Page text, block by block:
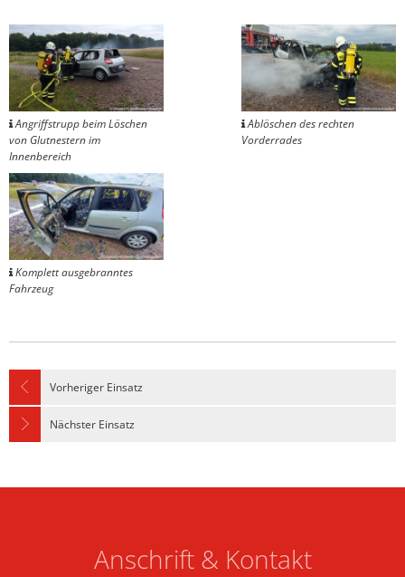
Angriffstrupp beim Löschen
von Glutnestern im
Innenbereich
Ablöschen des rechten
Vorderrades
Komplett ausgebranntes
Fahrzeug
Vorheriger Einsatz
Nächster Einsatz
Anschrift & Kontakt